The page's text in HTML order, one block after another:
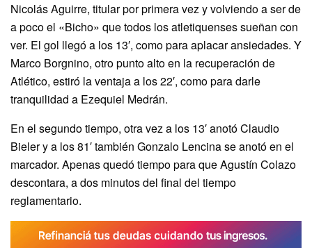
Nicolás Aguirre, titular por primera vez y volviendo a ser de
a poco el «Bicho» que todos los atletiquenses sueñan con
ver. El gol llegó a los 13′, como para aplacar ansiedades. Y
Marco Borgnino, otro punto alto en la recuperación de
Atlético, estiró la ventaja a los 22′, como para darle
tranquilidad a Ezequiel Medrán.
En el segundo tiempo, otra vez a los 13′ anotó Claudio
Bieler y a los 81′ también Gonzalo Lencina se anotó en el
marcador. Apenas quedó tiempo para que Agustín Colazo
descontara, a dos minutos del final del tiempo
reglamentario.